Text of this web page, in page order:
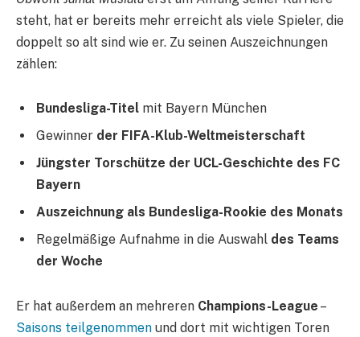
steht, hat er bereits mehr erreicht als viele Spieler, die
doppelt so alt sind wie er. Zu seinen Auszeichnungen
zählen:
Bundesliga-Titel mit Bayern München
Gewinner der FIFA-Klub-Weltmeisterschaft
Jüngster Torschütze der UCL-Geschichte des FC
Bayern
Auszeichnung als Bundesliga-Rookie des Monats
Regelmäßige Aufnahme in die Auswahl des Teams
der Woche
Er hat außerdem an mehreren Champions-League –
Saisons teilgenommen und dort mit wichtigen Toren